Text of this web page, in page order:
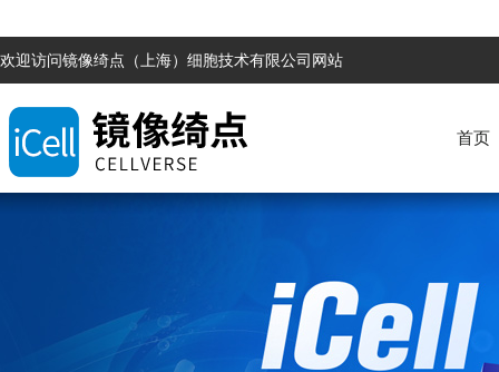
欢迎访问镜像绮点（上海）细胞技术有限公司网站
首页